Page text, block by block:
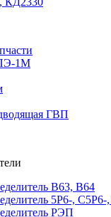
ПЭ-1М
ГВП
В63, В64
5Р6-, С5Р6-
РЭП